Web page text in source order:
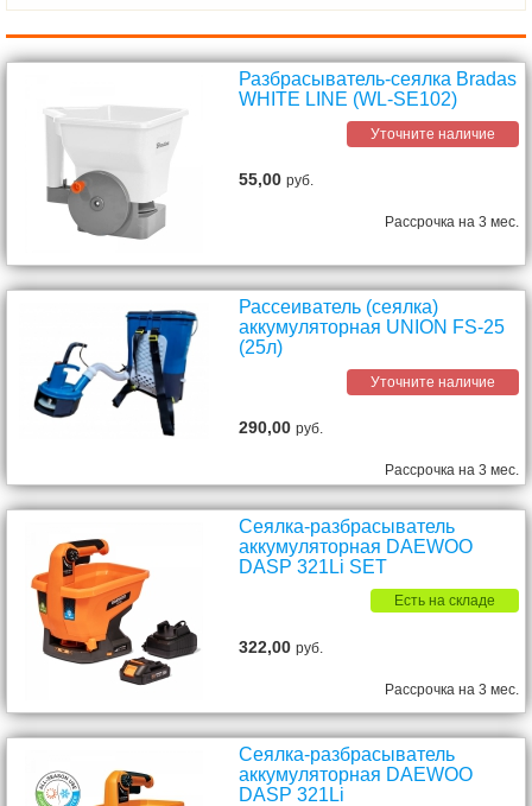
Разбрасыватель-сеялка Bradas
WHITE LINE (WL-SE102)
Уточните наличие
55,00руб.
Рассрочка на 3 мес.
Рассеиватель (сеялка)
аккумуляторная UNION FS-25
(25л)
Уточните наличие
290,00руб.
Рассрочка на 3 мес.
Сеялка-разбрасыватель
аккумуляторная DAEWOO
DASP 321Li SET
Есть на складе
322,00руб.
Рассрочка на 3 мес.
Сеялка-разбрасыватель
аккумуляторная DAEWOO
DASP 321Li